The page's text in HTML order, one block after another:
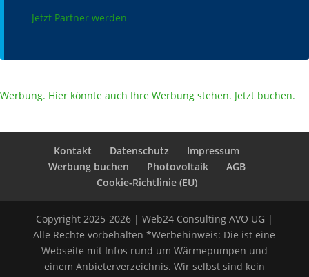
Jetzt Partner werden
Werbung. Hier könnte auch Ihre Werbung stehen. Jetzt buchen.
Kontakt Datenschutz
Impressum
Werbung buchen
Photovoltaik
AGB
Cookie-Richtlinie (EU)
Copyright 2025-2026 | Web24 Consulting AVO UG |
Alle Rechte vorbehalten *Werbehinweis: Die ist eine
Webseite mit Infos rund um Wärmepumpen und
einem Anbieterverzeichnis. Wir selbst sind kein